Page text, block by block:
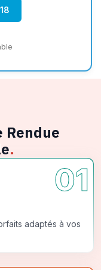
Rendue
.
01
adaptés à vos